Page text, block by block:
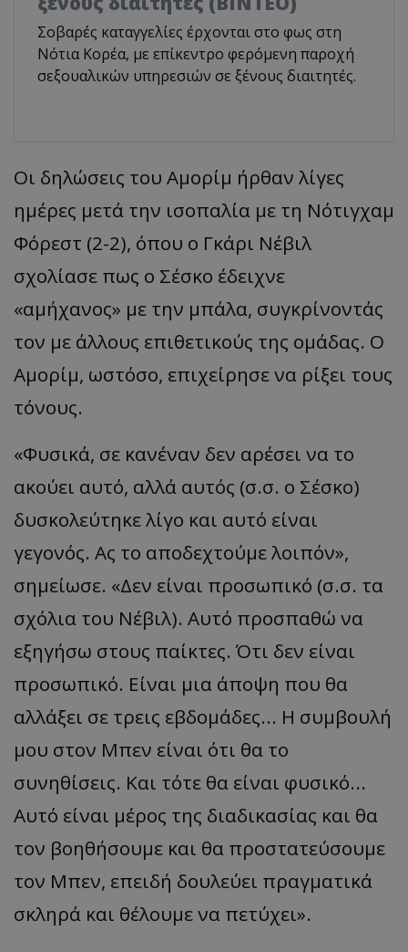
Σοβαρές καταγγελίες έρχονται στο φως στη
Νότια Κορέα, με επίκεντρο φερόμενη παροχή
σεξουαλικών υπηρεσιών σε ξένους διαιτητές.
Οι δηλώσεις του Αμορίμ ήρθαν λίγες
ημέρες μετά την ισοπαλία με τη Νότιγχαμ
Φόρεστ (2-2), όπου ο Γκάρι Νέβιλ
σχολίασε πως ο Σέσκο έδειχνε
«αμήχανος» με την μπάλα, συγκρίνοντάς
τον με άλλους επιθετικούς της ομάδας. Ο
Αμορίμ, ωστόσο, επιχείρησε να ρίξει τους
τόνους.
«Φυσικά, σε κανέναν δεν αρέσει να το
ακούει αυτό, αλλά αυτός (σ.σ. ο Σέσκο)
δυσκολεύτηκε λίγο και αυτό είναι
γεγονός. Ας το αποδεχτούμε λοιπόν»,
σημείωσε. «Δεν είναι προσωπικό (σ.σ. τα
σχόλια του Νέβιλ). Αυτό προσπαθώ να
εξηγήσω στους παίκτες. Ότι δεν είναι
προσωπικό. Είναι μια άποψη που θα
αλλάξει σε τρεις εβδομάδες... Η συμβουλή
μου στον Μπεν είναι ότι θα το
συνηθίσεις. Και τότε θα είναι φυσικό...
Αυτό είναι μέρος της διαδικασίας και θα
τον βοηθήσουμε και θα προστατεύσουμε
τον Μπεν, επειδή δουλεύει πραγματικά
σκληρά και θέλουμε να πετύχει».